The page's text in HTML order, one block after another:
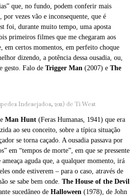
que, no fundo, podem conferir mais
por vezes vão e inconsequente, que é
foi, durante muito tempo, uma aposta
primeiros filmes que me chegaram aos
em certos momentos, em perfeito choque
dizendo, a potência dessa ousadia, ou,
gesto. Falo de Trigger Man (2007) e The
Indesejados, 2011) de Ti West
Man Hunt (Feras Humanas, 1941) que era
ao seu conceito, sobre a típica situação
se torna caçado. A ousadia passava por
em “tempos de morte”, em que se pressente
aguda que, a qualquer momento, irá
onde estiverem – para o caso, através de
se sabe bem onde. The House of the Devil
sucedâneo de Halloween (1978), de John